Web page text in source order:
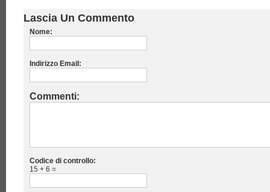
Lascia Un Commento
Nome:
Indirizzo Email:
Commenti:
Codice di controllo:
15 + 6 =